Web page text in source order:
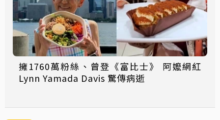
擁1760萬粉絲、曾登《富比士》 阿嬤網紅
Lynn Yamada Davis 驚傳病逝